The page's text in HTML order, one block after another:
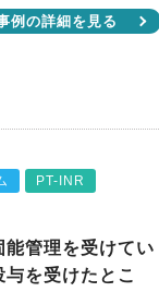
例の詳細を見る
PT-INR
管理を受けてい
を受けたとこ